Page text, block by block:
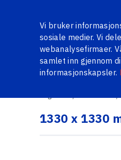
Vi bruker
sosiale medier. Vi
webanalysefirmaer.
samlet inn gjennom
informasjonskapsler.
SERIEVINDUER
1330 x 1330